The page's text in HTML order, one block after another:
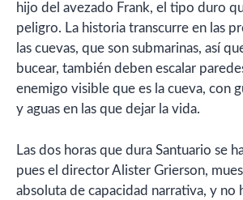
hijo del avezado Frank, el tipo duro
peligro. La historia transcurre en las
las cuevas, que son submarinas, así
bucear, también deben escalar
enemigo visible que es la cueva, con
y aguas en las que dejar la vida.
Las dos horas que dura Santuario se
pues el director Alister Grierson,
absoluta de capacidad narrativa, y no